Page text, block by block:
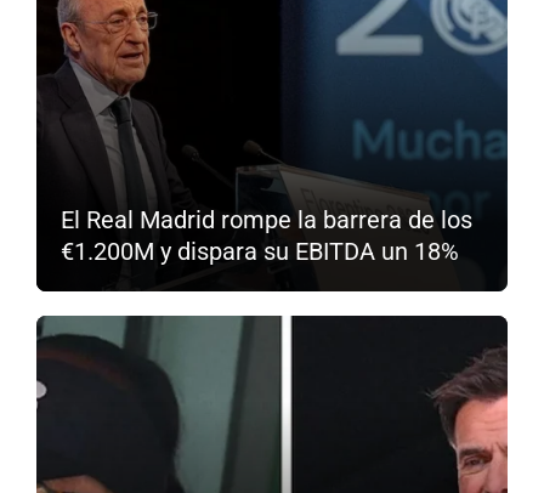
El Real Madrid rompe la barrera de los
€1.200M y dispara su EBITDA un 18%